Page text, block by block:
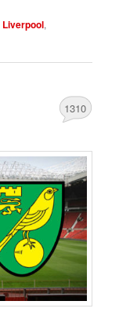
Liverpool,
1310